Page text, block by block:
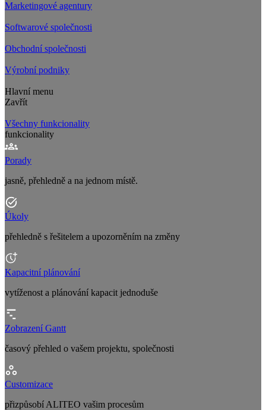
Marketingové agentury
Softwarové společnosti
Obchodní společnosti
Výrobní podniky
Hlavní menu
Zavřít
Všechny funkcionality
funkcionality
Porady
jasně, přehledně a na jednom místě.
Úkoly
přehledně s řešitelem a upozorněním na změny
Kapacitní plánování
vytíženost a plánování kapacit jednoduše
Zobrazení Gantt
časový přehled o vašem projektu, společnosti
Customizace
přizpůsobí ALITEO vašim procesům